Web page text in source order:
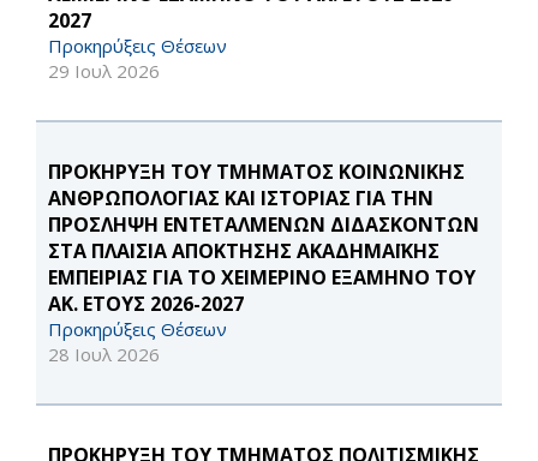
2027
Προκηρύξεις Θέσεων
29 Ιουλ 2026
ΠΡΟΚΗΡΥΞΗ ΤΟΥ ΤΜΗΜΑΤΟΣ ΚΟΙΝΩΝΙΚΗΣ
ΑΝΘΡΩΠΟΛΟΓΙΑΣ ΚΑΙ ΙΣΤΟΡΙΑΣ ΓΙΑ ΤΗΝ
ΠΡΟΣΛΗΨΗ ΕΝΤΕΤΑΛΜΕΝΩΝ ΔΙΔΑΣΚΟΝΤΩΝ
ΣΤΑ ΠΛΑΙΣΙΑ ΑΠΟΚΤΗΣΗΣ ΑΚΑΔΗΜΑΪΚΗΣ
ΕΜΠΕΙΡΙΑΣ ΓΙΑ ΤΟ ΧΕΙΜΕΡΙΝΟ ΕΞΑΜΗΝΟ ΤΟΥ
ΑΚ. ΕΤΟΥΣ 2026-2027
Προκηρύξεις Θέσεων
28 Ιουλ 2026
ΠΡΟΚΗΡΥΞΗ ΤΟΥ ΤΜΗΜΑΤΟΣ ΠΟΛΙΤΙΣΜΙΚΗΣ